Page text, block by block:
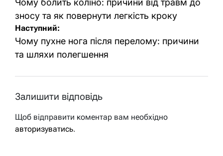
записів
зносу та як повернути легкість кроку
Наступний:
Чому пухне нога після перелому: причини
та шляхи полегшення
Залишити відповідь
Щоб відправити коментар вам необхідно
авторизуватись.